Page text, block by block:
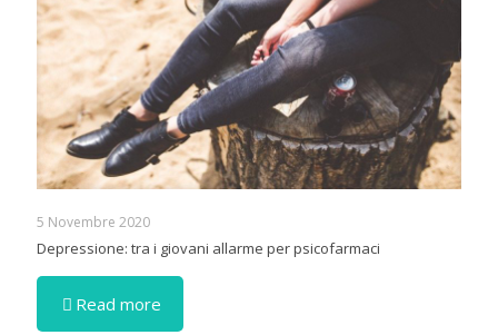
5 Novembre 2020
Depressione: tra i giovani allarme per psicofarmaci
Read more